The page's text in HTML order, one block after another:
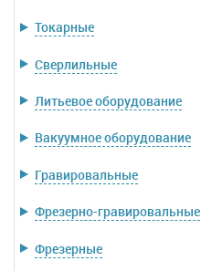
Токарные
Сверлильные
Литьевое оборудование
Вакуумное оборудование
Гравировальные
Фрезерно-гравировальные
Фрезерные